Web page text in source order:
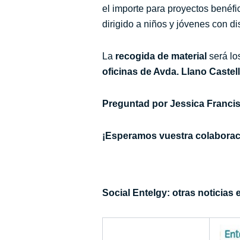
el importe para proyectos
dirigido a niños y jóvenes con
La recogida de material será
oficinas de Avda. Llano
Preguntad por Jessica
¡Esperamos vuestra
Social Entelgy: otras noticias